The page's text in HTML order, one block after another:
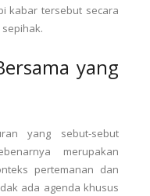
kabar tersebut secara
yang
yang sebut-sebut
merupakan
pertemanan dan
ada agenda khusus